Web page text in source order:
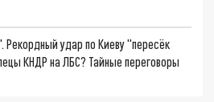
Рекордный удар по Киеву "пересёк
КНДР на ЛБС? Тайные переговоры